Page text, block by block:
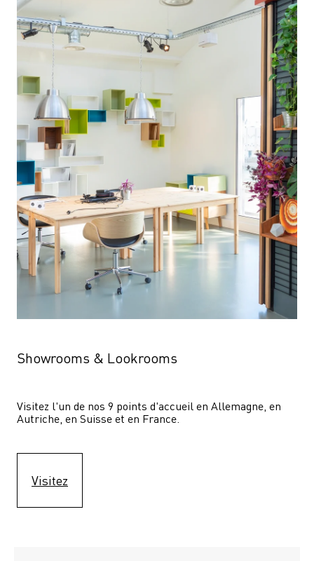
Showrooms & Lookrooms
Visitez l'un de nos 9 points d'accueil en Allemagne, en
Autriche, en Suisse et en France.
Visitez